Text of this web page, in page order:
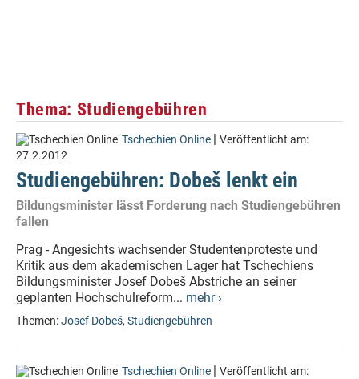
Thema: Studiengebühren
Tschechien Online | Veröffentlicht am:
27.2.2012
Studiengebühren: Dobeš lenkt ein
Bildungsminister lässt Forderung nach Studiengebühren
fallen
Prag - Angesichts wachsender Studentenproteste und
Kritik aus dem akademischen Lager hat Tschechiens
Bildungsminister Josef Dobeš Abstriche an seiner
geplanten Hochschulreform... mehr ›
Themen:Josef Dobeš, Studiengebühren
Tschechien Online | Veröffentlicht am: